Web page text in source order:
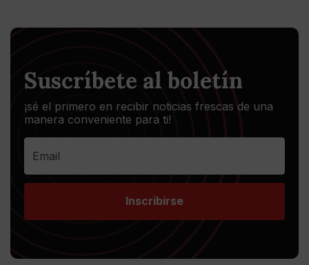
Suscríbete al boletín
¡sé el primero en recibir noticias frescas de una
manera conveniente para ti!
Inscribirse